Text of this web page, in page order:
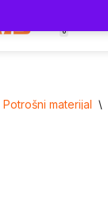
0
Potrošni materijal \